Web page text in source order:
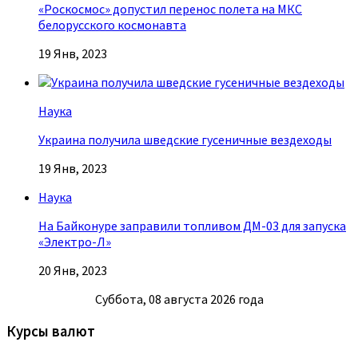
«Роскосмос» допустил перенос полета на МКС
белорусского космонавта
19 Янв, 2023
Наука
Украина получила шведские гусеничные вездеходы
19 Янв, 2023
Наука
На Байконуре заправили топливом ДМ-03 для запуска
«Электро-Л»
20 Янв, 2023
Суббота, 08 августа 2026 года
Курсы валют